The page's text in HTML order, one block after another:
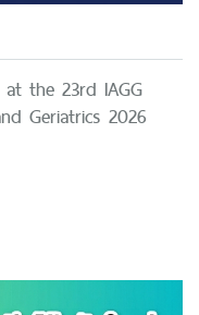
the 23rd IAGG
Geriatrics 2026